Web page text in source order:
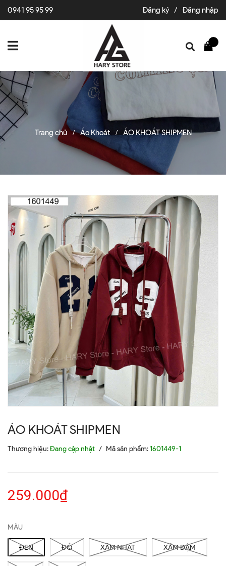
0941 95 95 99 Đăng ký / Đăng nhập
Trang chủ / Áo Khoát / ÁO KHOÁT SHIPMEN
ÁO KHOÁT SHIPMEN
Thương hiệu:Đang cập nhật / Mã sản phẩm:1601449-1
259.000₫
MÀU
ĐEN ĐỎ XÁM NHẠT XÁM ĐẬM